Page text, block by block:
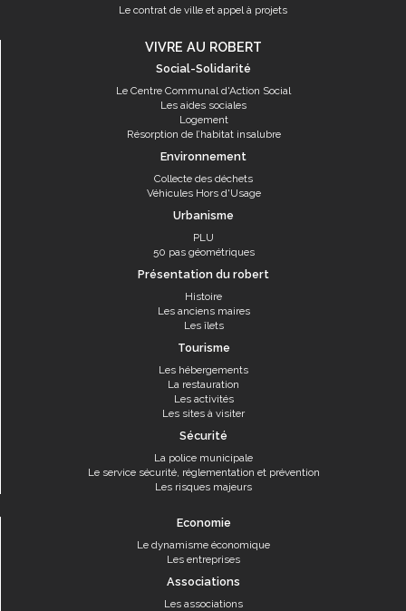
Le contrat de ville et appel à projets
VIVRE AU ROBERT
Social-Solidarité
Le Centre Communal d'Action Social
Les aides sociales
Logement
Résorption de l’habitat insalubre
Environnement
Collecte des déchets
Véhicules Hors d'Usage
Urbanisme
PLU
50 pas géométriques
Présentation du robert
Histoire
Les anciens maires
Les îlets
Tourisme
Les hébergements
La restauration
Les activités
Les sites à visiter
Sécurité
La police municipale
Le service sécurité, réglementation et prévention
Les risques majeurs
Economie
Le dynamisme économique
Les entreprises
Associations
Les associations